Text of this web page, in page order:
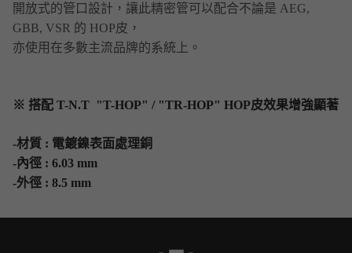
開放式的管口設計，讓此精密管可以配合不論是 AEG,
GBB, VSR 的 HOP皮，
亦使用在多數主流品牌的系統上。
※ 搭配 T-N.T "T-HOP" / "TR-HOP" HOP皮效果增強顯著
-材質 : 電鍍鎳表面處理銅
-內徑 : 6.03 mm
-外徑 : 8.5 mm